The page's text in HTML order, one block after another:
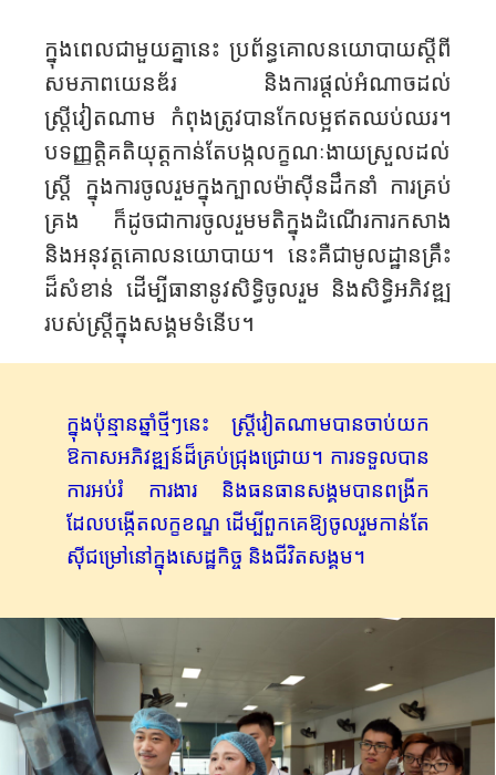
ក្នុងពេលជាមួយគ្នានេះ ប្រព័ន្ធគោលនយោបាយស្តីពី
សមភាពយេនឌ័រ និងការផ្តល់​អំណាច​ដល់
ស្ត្រីវៀតណាម កំពុងត្រូវបានកែលម្អឥតឈប់ឈរ។
បទញ្ញត្តិ​គតិយុត្តកាន់តែបង្កលក្ខណៈ​ងាយស្រួលដល់
ស្ត្រី ក្នុងការចូលរួមក្នុងក្បាលម៉ាស៊ីនដឹកនាំ ការគ្រប់
គ្រង ក៏ដូចជាការចូលរួមមតិក្នុងដំណើរការកសាង
និងអនុវត្តគោលនយោបាយ។ នេះគឺជាមូលដ្ឋានគ្រឹះ
ដ៏សំខាន់ ដើម្បីធានានូវសិទ្ធិចូលរួម និងសិទ្ធិអភិវឌ្ឍ
របស់ស្ត្រីក្នុងសង្គមទំនើប។
ក្នុងប៉ុន្មានឆ្នាំថ្មីៗនេះ ស្ត្រីវៀតណាមបានចាប់យក
ឱកាសអភិវឌ្ឍន៍ដ៏គ្រប់ជ្រុង​ជ្រោយ​។ ការទទួលបាន
ការអប់រំ ការងារ និងធនធានសង្គមបានពង្រីក
ដែលបង្កើតលក្ខខណ្ឌ ដើម្បីពួកគេឱ្យចូលរួមកាន់តែ
ស៊ីជម្រៅនៅក្នុងសេដ្ឋកិច្ច និងជីវិតសង្គម។